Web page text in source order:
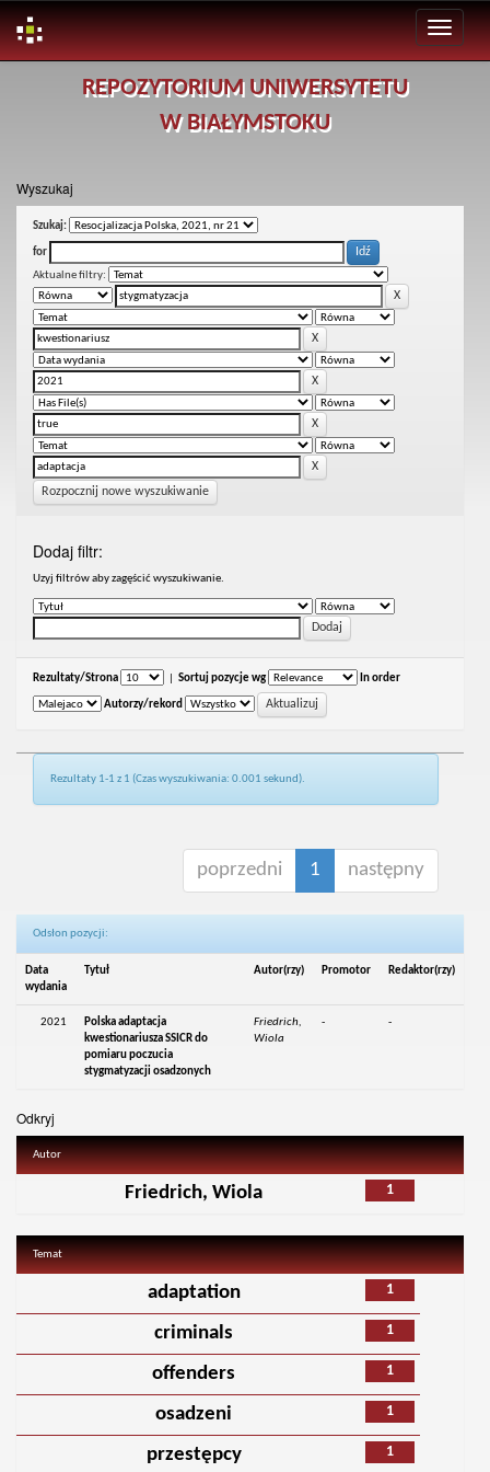
REPOZYTORIUM UNIWERSYTETU
W BIAŁYMSTOKU
Wyszukaj
Szukaj:
for
Aktualne filtry:
Rozpocznij nowe wyszukiwanie
Dodaj filtr:
Uzyj filtrów aby zagęścić wyszukiwanie.
Rezultaty/Strona Sortuj pozycje wg In order
Autorzy/rekord
Rezultaty 1-1 z 1 (Czas wyszukiwania: 0.001 sekund).
poprzedni 1 następny
Odsłon pozycji:
Data
wydania
Tytuł Autor(rzy) Promotor Redaktor(rzy)
2021
Polska adaptacja
kwestionariusza SSICR do
pomiaru poczucia
stygmatyzacji osadzonych
Friedrich,
Wiola
- -
Odkryj
Autor
1
Friedrich, Wiola
Temat
1
adaptation
1
criminals
1
offenders
1
osadzeni
1
przestępcy